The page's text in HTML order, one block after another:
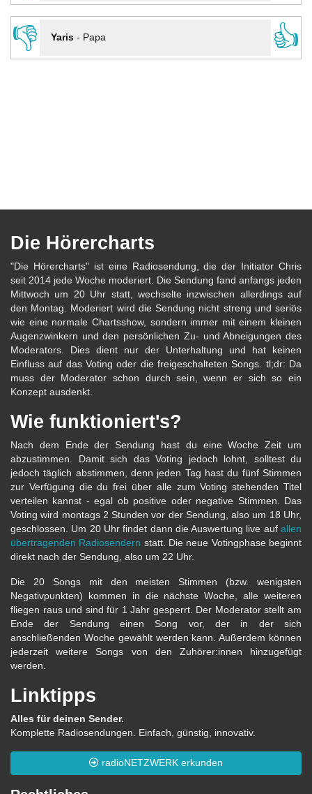
👎
Yaris- Papa 👍
Die Hörercharts
"Die Hörercharts" ist eine Radiosendung, die der Initiator Chris
seit 2014 jede Woche moderiert. Die Sendung fand anfangs jeden
Mittwoch um 20 Uhr statt, wechselte inzwischen allerdings auf
den Montag. Moderiert wird die Sendung nicht streng und seriös
wie eine normale Chartsshow, sondern immer mit einem kleinen
Augenzwinkern und den persönlichen Zu- und Abneigungen des
Moderators. Dies dient nur der Unterhaltung und hat keinen
Einfluss auf das Voting oder die freigeschalteten Songs. tl;dr: Da
muss der Moderator schon durch sein, wenn er sich so ein
Konzept ausdenkt.
Wie funktioniert's?
Nach dem Ende der Sendung hast du eine Woche Zeit um
abzustimmen. Damit sich das Voting jedoch lohnt, solltest du
jedoch täglich abstimmen, denn jeden Tag hast du fünf Stimmen
zur Verfügung die du frei über alle zum Voting stehenden Titel
verteilen kannst - egal ob positive oder negative Stimmen. Das
Voting wird montags 2 Stunden vor der Sendung, also um 18 Uhr,
geschlossen. Um 20 Uhr findet dann die Auswertung live auf allen
übertragenden Radiosendern statt. Die neue Votingphase beginnt
direkt nach der Sendung, also um 22 Uhr.
Die 20 Songs mit den meisten Stimmen (bzw. wenigsten
Negativpunkten) kommen in die nächste Woche, alle weiteren
fliegen raus und sind für 1 Jahr gesperrt. Der Moderator stellt am
Ende der Sendung einen Song vor, der in der sich
anschließenden Woche gewählt werden kann. Außerdem können
jederzeit weitere Songs von den Zuhörer:innen hinzugefügt
werden.
Linktipps
Alles für deinen Sender.
Komplette Radiosendungen. Einfach, günstig, innovativ.
radioNETZWERK erkunden